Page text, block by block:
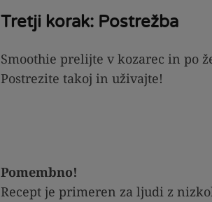
Tretji korak: Postrežba
Smoothie prelijte v kozarec in po
Postrezite takoj in uživajte!
Pomembno!
Recept je primeren za ljudi z